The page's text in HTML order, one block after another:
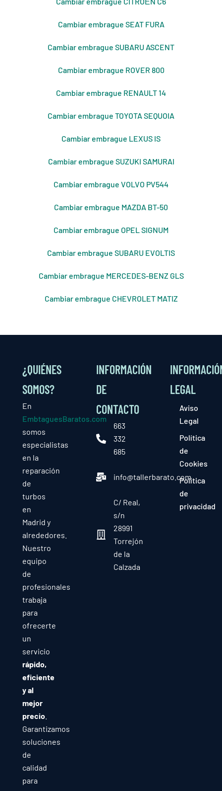
Cambiar embrague SEAT FURA
Cambiar embrague SUBARU ASCENT
Cambiar embrague ROVER 800
Cambiar embrague RENAULT 14
Cambiar embrague TOYOTA SEQUOIA
Cambiar embrague LEXUS IS
Cambiar embrague SUZUKI SAMURAI
Cambiar embrague VOLVO PV544
Cambiar embrague MAZDA BT-50
Cambiar embrague OPEL SIGNUM
Cambiar embrague SUBARU EVOLTIS
Cambiar embrague MERCEDES-BENZ GLS
Cambiar embrague CHEVROLET MATIZ
¿QUIÉNES
SOMOS?
En
EmbtaguesBaratos.com
somos
especialistas
en la
reparación
de
turbos
en
Madrid y
alrededores.
Nuestro
equipo
de
profesionales
trabaja
para
ofrecerte
un
servicio
rápido,
eficiente
y al
mejor
precio.
Garantizamos
soluciones
de
calidad
para
INFORMACIÓN
DE
CONTACTO
663
332
685
info@tallerbarato.com
C/ Real,
s/n
28991
Torrejón
de la
Calzada
LEGAL
Aviso
Legal
Política
de
Cookies
Política
de
privacidad